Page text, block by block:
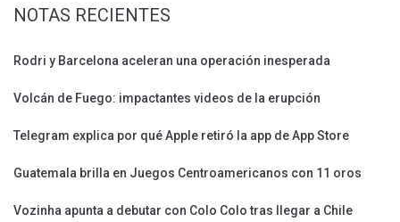
NOTAS RECIENTES
Rodri y Barcelona aceleran una operación inesperada
Volcán de Fuego: impactantes videos de la erupción
Telegram explica por qué Apple retiró la app de App Store
Guatemala brilla en Juegos Centroamericanos con 11 oros
Vozinha apunta a debutar con Colo Colo tras llegar a Chile